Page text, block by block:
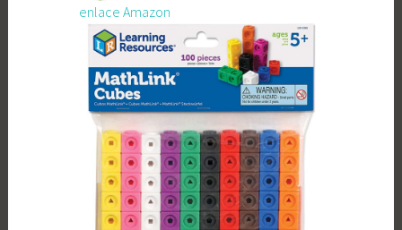
enlace Amazon